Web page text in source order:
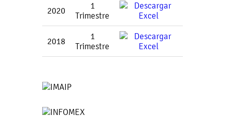
2020
1
Trimestre
2018
1
Trimestre